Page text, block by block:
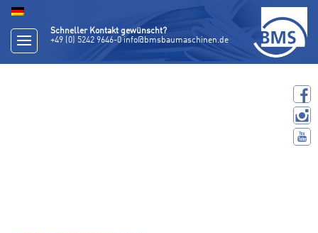
Schneller Kontakt gewünscht?
+49 (0) 5242 9646-0 info@bmsbaumaschinen.de